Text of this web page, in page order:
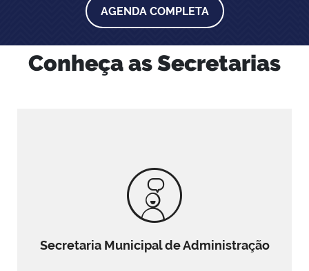
AGENDA COMPLETA
Conheça as Secretarias
Secretaria Municipal de Administração